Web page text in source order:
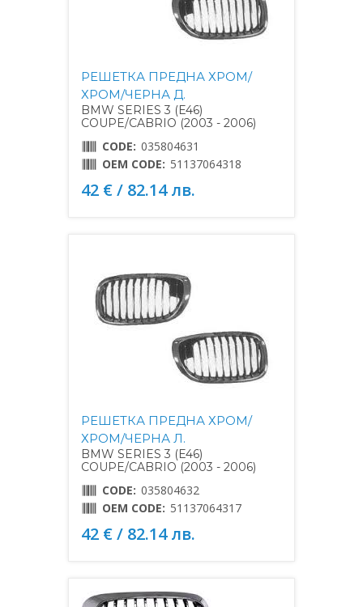
РЕШЕТКА ПРЕДНА ХРОМ/
ХРОМ/ЧЕРНА Д.
BMW SERIES 3 (E46)
COUPE/CABRIO (2003 - 2006)
CODE: 035804631
OEM CODE: 51137064318
42 € / 82.14 лв.
РЕШЕТКА ПРЕДНА ХРОМ/
ХРОМ/ЧЕРНА Л.
BMW SERIES 3 (E46)
COUPE/CABRIO (2003 - 2006)
CODE: 035804632
OEM CODE: 51137064317
42 € / 82.14 лв.